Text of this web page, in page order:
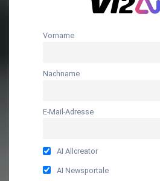
Vorname
Nachname
E-Mail-Adresse
AI Allcreator
AI Newsportale